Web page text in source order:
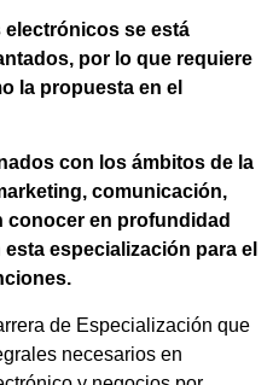
electrónicos se está
por lo que requiere
la propuesta en el
con los ámbitos de la
comunicación,
conocer en profundidad
especialización para el
de Especialización que
necesarios en